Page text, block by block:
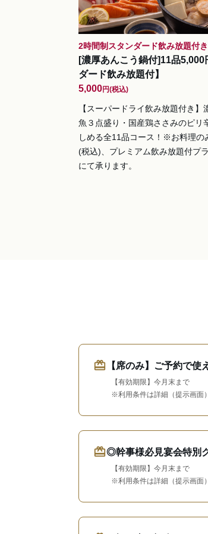
2時間制スタンダード飲み放題付き
[濃厚あんこう鍋付]11品
ダード飲み放題付】
5,000円(税込)
【スーパードライ飲み放題付き
魚３点盛り・国産鶏ささみのピリ
しめる全11品コース！※お料理の
(税込)、プレミアム飲み放題付プ
にて承ります。
redeem 【席のみ】ご予約で使
【有効期限】今月末まで
※利用条件は詳細（提示画面
redeem◎幹事様必見宴会特別
【有効期限】今月末まで
※利用条件は詳細（提示画面